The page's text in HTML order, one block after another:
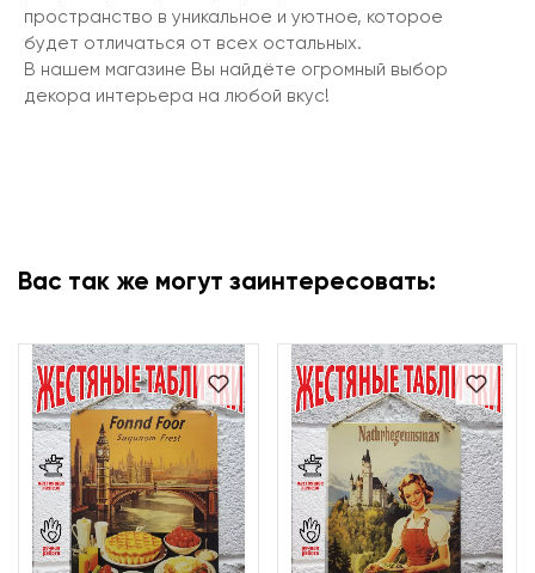
пространство в уникальное и уютное, которое
будет отличаться от всех остальных.
В нашем магазине Вы найдёте огромный выбор
декора интерьера на любой вкус!
Вас так же могут заинтересовать: